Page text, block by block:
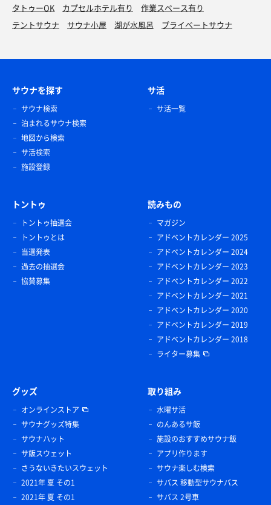
タトゥーOK
カプセルホテル有り
作業スペース有り
テントサウナ
サウナ小屋 湖が水風呂 プライベートサウナ
サウナを探す
サウナ検索
泊まれるサウナ検索
地図から検索
サ活検索
施設登録
サ活
サ活一覧
トントゥ
トントゥ抽選会
トントゥとは
当選発表
過去の抽選会
協賛募集
読みもの
マガジン
アドベントカレンダー 2025
アドベントカレンダー 2024
アドベントカレンダー 2023
アドベントカレンダー 2022
アドベントカレンダー 2021
アドベントカレンダー 2020
アドベントカレンダー 2019
アドベントカレンダー 2018
ライター募集
グッズ
オンラインストア
サウナグッズ特集
サウナハット
サ飯スウェット
さうないきたいスウェット
2021年 夏 その1
2021年 夏 その1
取り組み
水曜サ活
のんあるサ飯
施設のおすすめサウナ飯
アプリ作ります
サウナ楽しむ検索
サバス 移動型サウナバス
サバス 2号車